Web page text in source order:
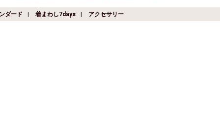
ダード 着まわし7days アクセサリー